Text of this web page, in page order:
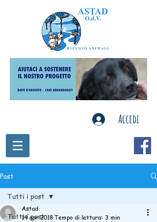
Accedi
Post
Tutti i post
Tutti i post
Astad
14 apr 2018Tempo di lettura: 3 min